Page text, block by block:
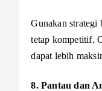
Gunakan strategi
tetap kompetitif.
dapat lebih
8. Pantau dan